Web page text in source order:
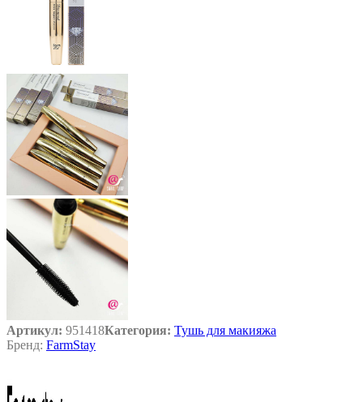
Артикул: 951418Категория: Тушь для макияжа
Бренд: FarmStay